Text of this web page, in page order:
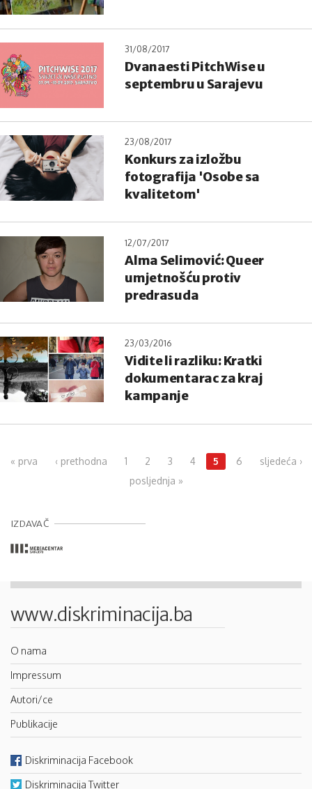
31/08/2017
Dvanaesti PitchWise u
septembru u Sarajevu
23/08/2017
Konkurs za izložbu
fotografija 'Osobe sa
kvalitetom'
12/07/2017
Alma Selimović: Queer
umjetnošću protiv
predrasuda
23/03/2016
Vidite li razliku: Kratki
dokumentarac za kraj
kampanje
« prva ‹ prethodna 1 2 3 4 5 6
sljedeća ›
posljednja »
IZDAVAČ
www.diskriminacija.ba
O nama
Impressum
Autori/ce
Publikacije
Diskriminacija Facebook
Diskriminacija Twitter